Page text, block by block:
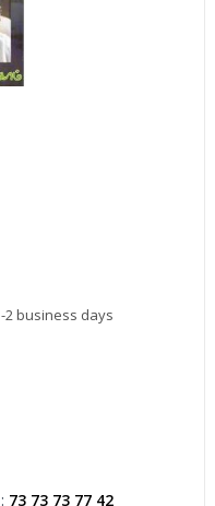
2 business days
73 73 73 77 42